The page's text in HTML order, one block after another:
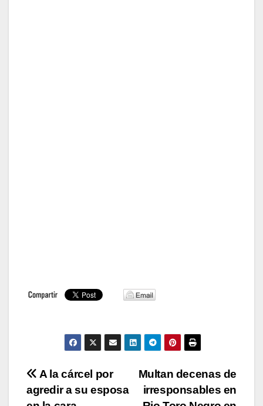
Navegación
Multan decenas de
irresponsables en
A la cárcel por
agredir a su esposa